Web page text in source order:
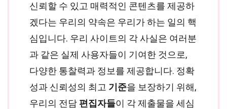
신뢰할 수 있고 매력적인 콘텐츠를 제공하
겠다는 우리의 약속은 우리가 하는 일의 핵
심입니다. 우리 사이트의 각 사실은 여러분
과 같은 실제 사용자들이 기여한 것으로,
다양한 통찰력과 정보를 제공합니다. 정확
성과 신뢰성의 최고 기준을 보장하기 위해,
우리의 전담 편집자들이 각 제출물을 세심